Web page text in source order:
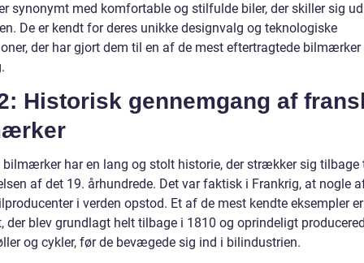
synonymt med komfortable og stilfulde biler, der skiller sig
De er kendt for deres unikke designvalg og teknologiske
der har gjort dem til en af de mest eftertragtede bilmærker
Historisk gennemgang af
bilmærker har en lang og stolt historie, der strækker sig tilbage
af det 19. århundrede. Det var faktisk i Frankrig, at nogle
i verden opstod. Et af de mest kendte eksempler er
der blev grundlagt helt tilbage i 1810 og oprindeligt
og cykler, før de bevægede sig ind i bilindustrien.